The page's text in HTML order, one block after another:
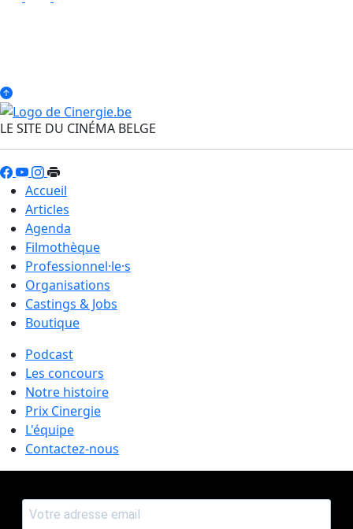
LE SITE DU CINÉMA BELGE
Accueil
Articles
Agenda
Filmothèque
Professionnel·le·s
Organisations
Castings & Jobs
Boutique
Podcast
Les concours
Notre histoire
Prix Cinergie
L'équipe
Contactez-nous